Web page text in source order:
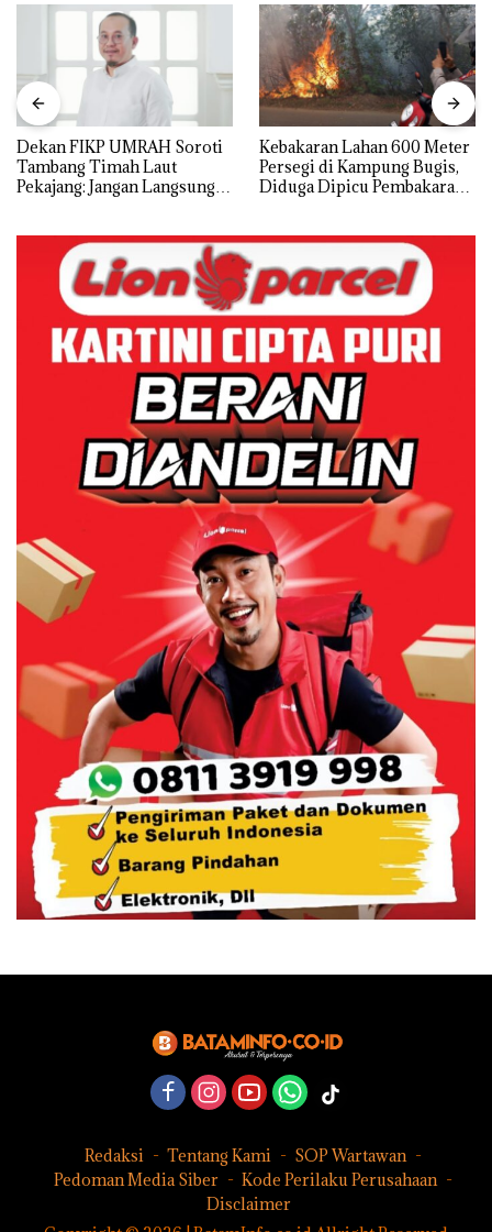
Dekan FIKP UMRAH Soroti
Tambang Timah Laut
Pekajang: Jangan Langsung
Lingkungannya
Kebakaran Lahan 600 Meter
Persegi di Kampung Bugis,
Diduga Dipicu Pembakaran
Redaksi Tentang Kami
SOP Wartawan
Pedoman Media Siber
Kode Perilaku Perusahaan
Disclaimer